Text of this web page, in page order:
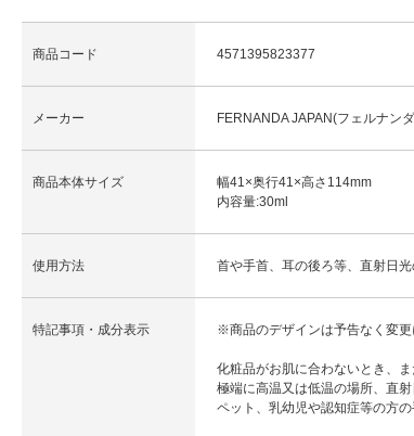
商品コード 4571395823377
メーカー FERNANDA JAPAN(フェルナン
商品本体サイズ
幅41×奥行41×高さ114mm
内容量:30ml
使用方法 首や手首、耳の後ろ等、直射日
特記事項・成分表示 ※商品のデザインは予告なく変更
化粧品がお肌に合わないとき、
極端に高温又は低温の場所、直
ペット、乳幼児や認知症等の方